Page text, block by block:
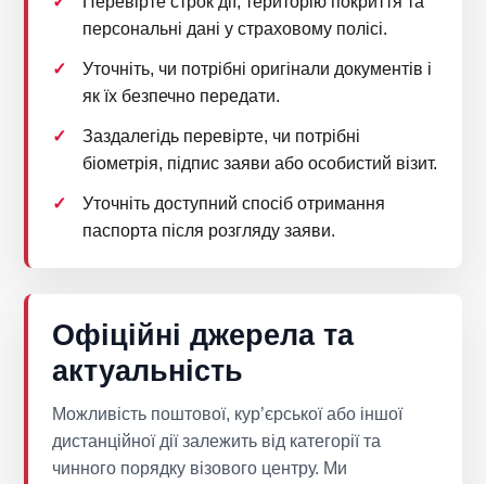
персональні дані у страховому полісі.
Уточніть, чи потрібні оригінали документів і
як їх безпечно передати.
Заздалегідь перевірте, чи потрібні
біометрія, підпис заяви або особистий візит.
Уточніть доступний спосіб отримання
паспорта після розгляду заяви.
Офіційні джерела та
актуальність
Можливість поштової, кур’єрської або іншої
дистанційної дії залежить від категорії та
чинного порядку візового центру. Ми